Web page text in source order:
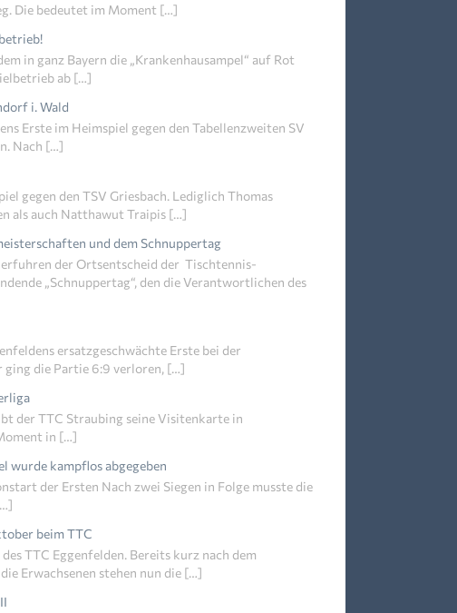
Die bedeutet im Moment […]
in ganz Bayern die „Krankenhausampel“ auf Rot
ab […]
i. Wald
Erste im Heimspiel gegen den Tabellenzweiten SV
Nach […]
gegen den TSV Griesbach. Lediglich Thomas
als auch Natthawut Traipis […]
und dem Schnuppertag
der Ortsentscheid der Tischtennis-
„Schnuppertag“, den die Verantwortlichen des
ersatzgeschwächte Erste bei der
ging die Partie 6:9 verloren, […]
der TTC Straubing seine Visitenkarte in
in […]
wurde kampflos abgegeben
der Ersten Nach zwei Siegen in Folge musste die
beim TTC
TTC Eggenfelden. Bereits kurz nach dem
Erwachsenen stehen nun die […]